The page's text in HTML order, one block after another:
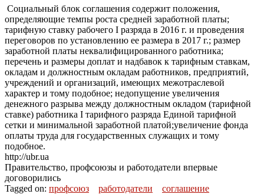
Социальный блок соглашения содержит положения,
определяющие темпы роста средней заработной платы;
тарифную ставку рабочего I разряда в 2016 г. и проведения
переговоров по установлению ее размера в 2017 г.; размер
заработной платы неквалифицированного работника;
перечень и размеры доплат и надбавок к тарифным ставкам,
окладам и должностным окладам работников, предприятий,
учреждений и организаций, имеющих межотраслевой
характер и тому подобное; недопущение увеличения
денежного разрыва между должностным окладом (тарифной
ставке) работника I тарифного разряда Единой тарифной
сетки и минимальной заработной платой;увеличение фонда
оплаты труда для государственных служащих и тому
подобное.
http://ubr.ua
Правительство, профсоюзы и работодатели впервые
договорились
Tagged on: профсоюз работодатели
соглашение